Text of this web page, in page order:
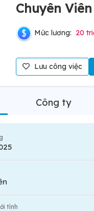
Chuyên
Mức lương: 20
Lưu công việc
Công ty
tính